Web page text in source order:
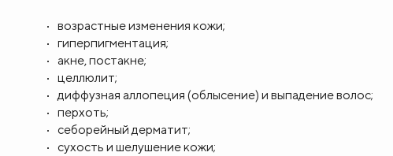
возрастные изменения кожи;
гиперпигментация;
акне, постакне;
целлюлит;
диффузная аллопеция (облысение) и выпадение волос;
перхоть;
себорейный дерматит;
сухость и шелушение кожи;